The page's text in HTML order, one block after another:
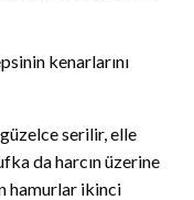
kenarlarını
serilir, elle
da harcın üzerine
hamurlar ikinci